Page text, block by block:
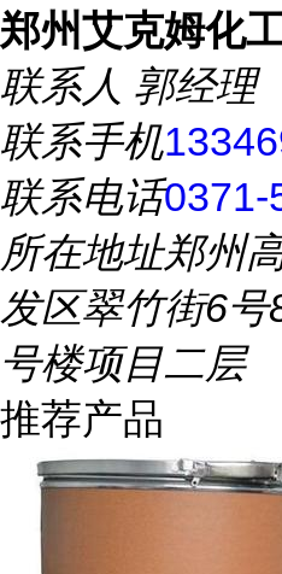
郑州艾克姆化
联系人 郭经理
联系手机
联系电话0371-
所在地址郑州
发区翠竹街6号
号楼项目二层
推荐产品